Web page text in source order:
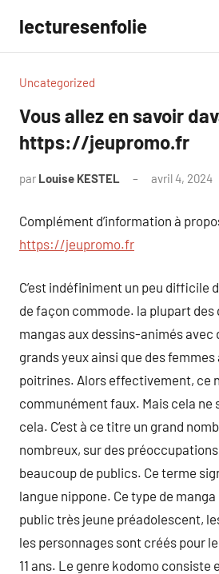
contenu
lecturesenfolie
Uncategorized
Vous allez en savoir
https://jeupromo.fr
par Louise KESTEL avril 4, 2024
Complément d’information à
https://jeupromo.fr
C’est indéfiniment un peu difficile
de façon commode. la plupart
mangas aux dessins-animés avec
grands yeux ainsi que des
poitrines. Alors effectivement, ce
communément faux. Mais cela ne
cela. C’est à ce titre un grand
nombreux, sur des
beaucoup de publics. Ce terme
langue nippone. Ce type de
public très jeune préadolescent,
les personnages sont créés pour
11 ans. Le genre kodomo consiste